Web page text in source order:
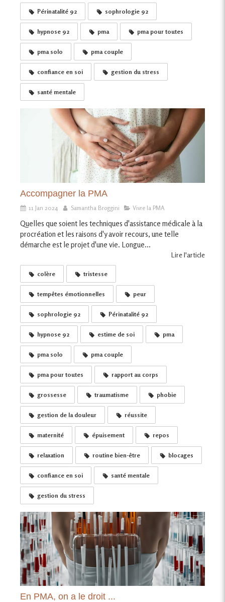
Périnatalité 92 sophrologie 92
hypnose 92 pma pma pour toutes
pma solo pma couple
confiance en soi gestion du stress
santé mentale
Accompagner la PMA
11 Jan 2024 Samantha Broggini Vivre la PMA
Quelles que soient les techniques d'assistance médicale à la
procréation et les raisons d'y avoir recours, une telle
démarche est le projet d'une vie. Longue...
Lire l'article
colère tristesse
tempêtes émotionnelles peur
sophrologie 92 Périnatalité 92
hypnose 92 estime de soi pma
pma solo pma couple
pma pour toutes rapport au corps
grossesse traumatisme phobie
gestion de la douleur réussite
maternité épuisement repos
relaxation routine bien-être blocages
confiance en soi santé mentale
gestion du stress
En PMA, on a le droit ...